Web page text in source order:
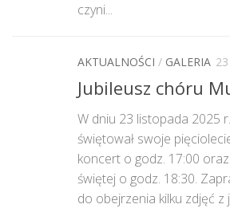
czyni...
AKTUALNOŚCI / GALERIA
Jubileusz chóru
W dniu 23 listopada 2025
świętował swoje
koncert o godz. 17:00
świętej o godz. 18:30.
do obejrzenia kilku zdjęć z